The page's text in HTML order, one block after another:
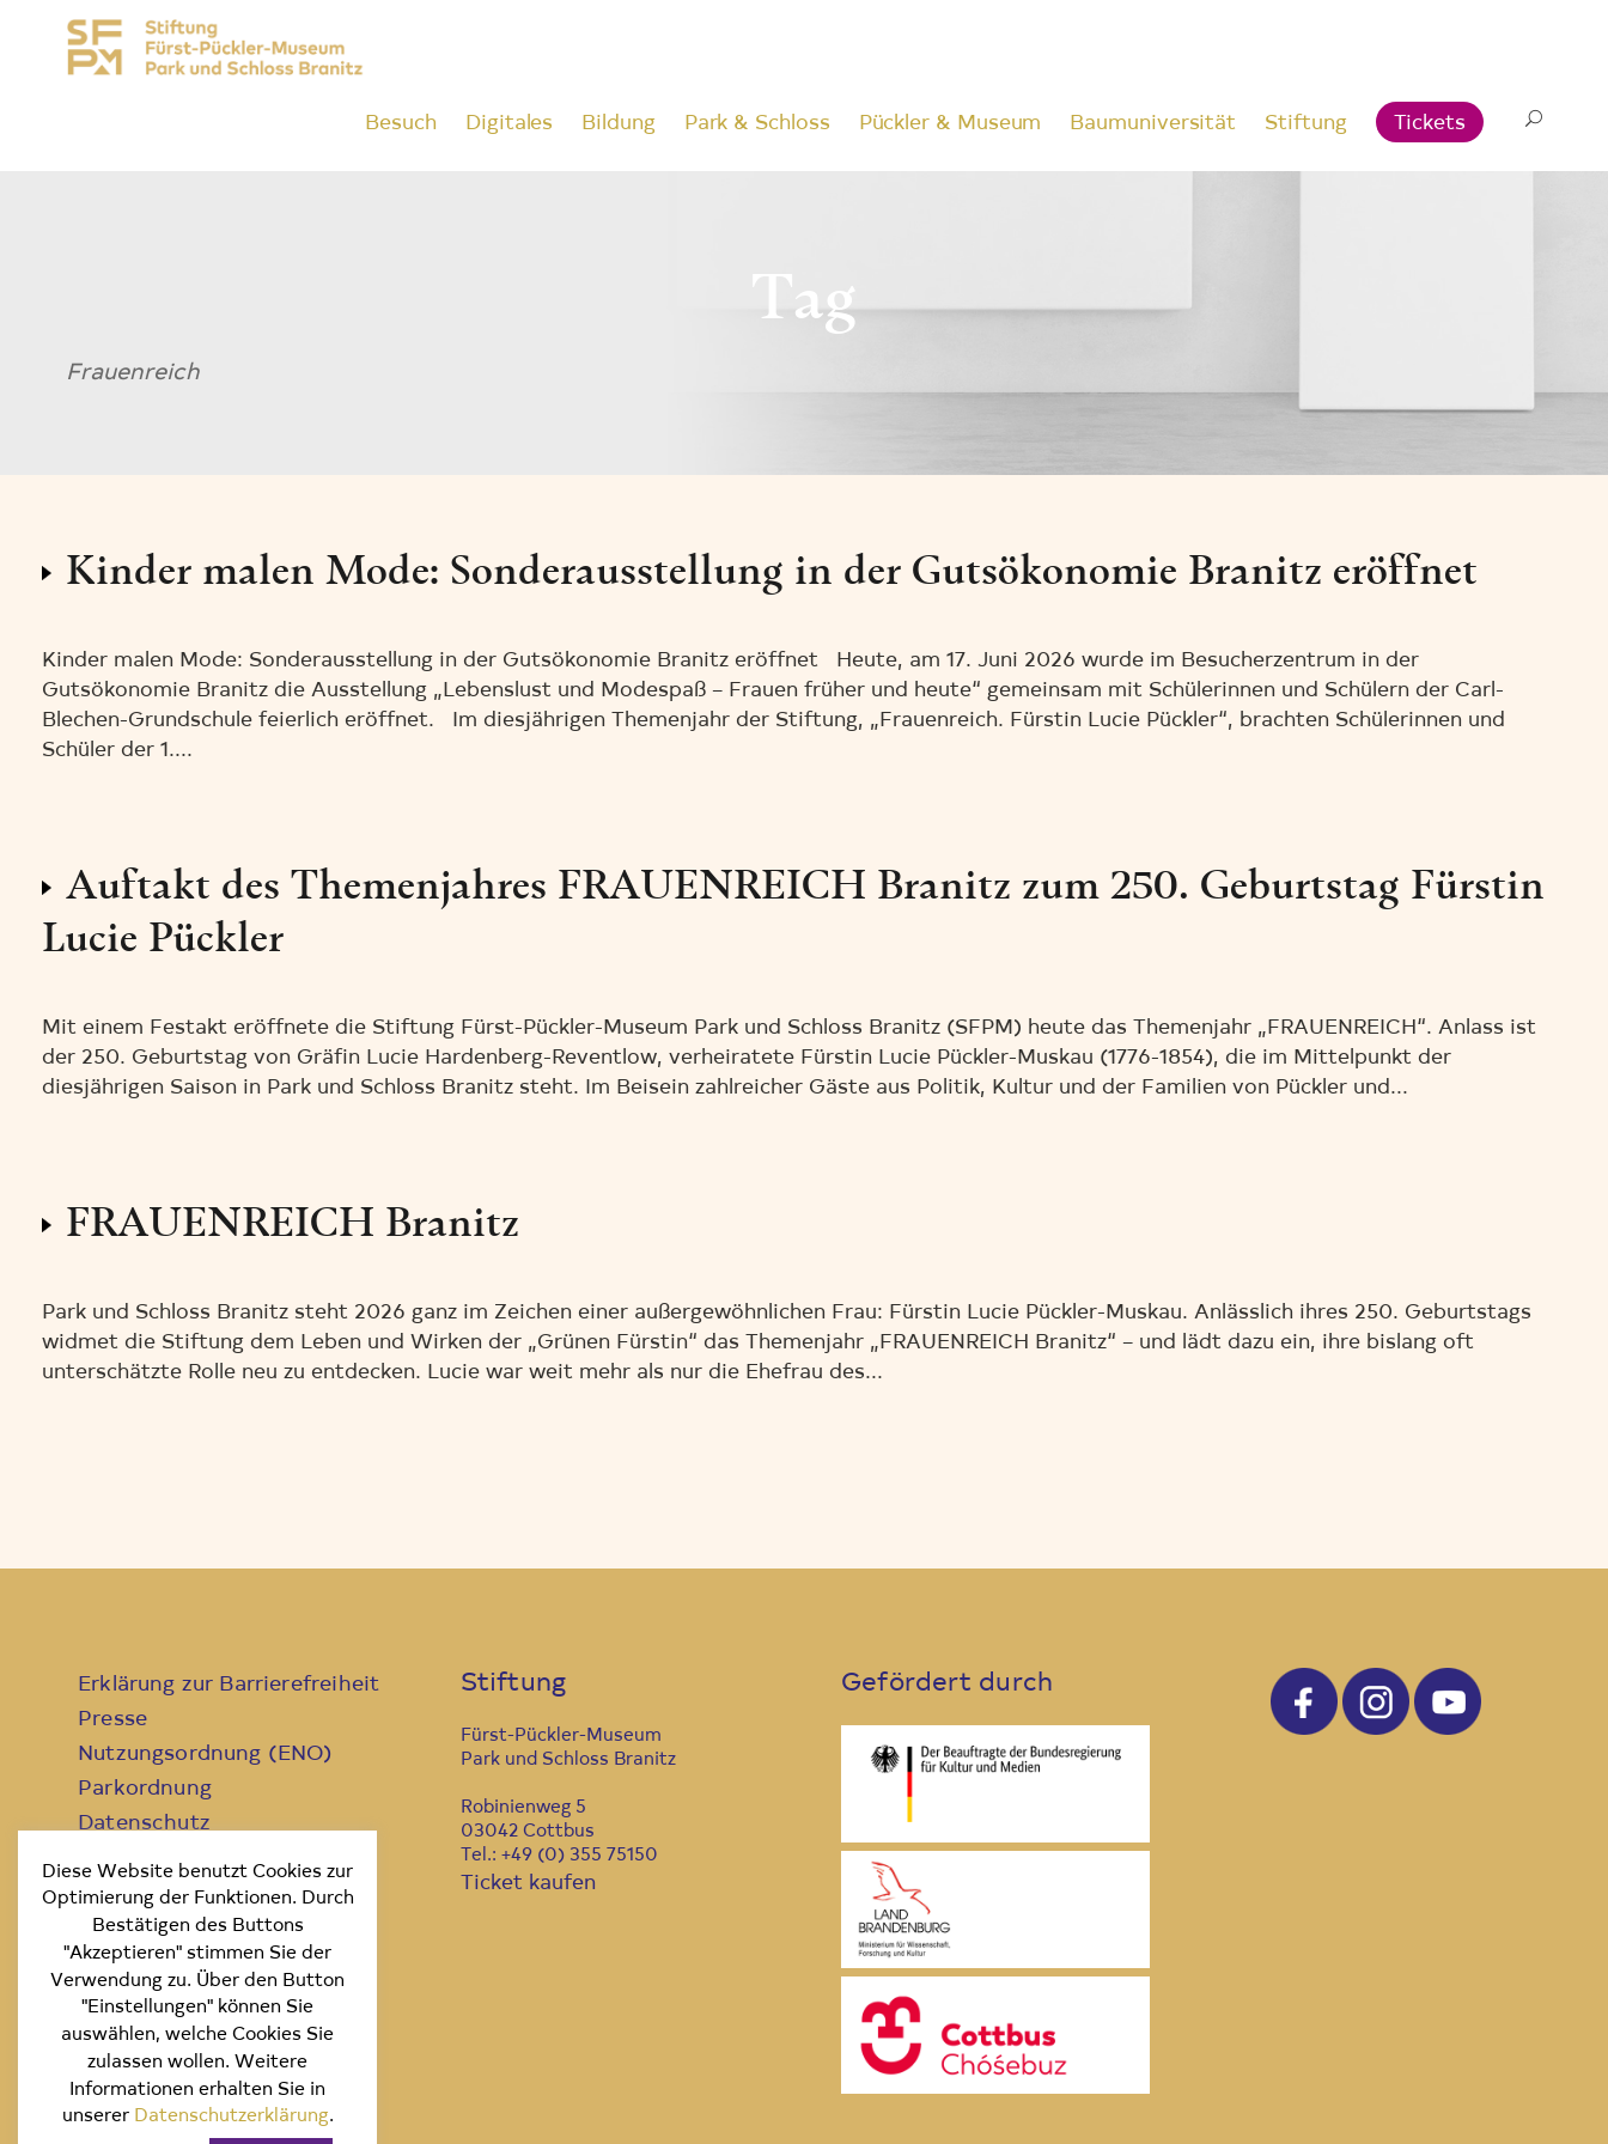
Besuch Digitales Bildung Park & Schloss Pückler & Museum Baumuniversität Stiftung Tickets
Tag
Frauenreich
Kinder malen Mode: Sonderausstellung in der Gutsökonomie Branitz eröffnet
Kinder malen Mode: Sonderausstellung in der Gutsökonomie Branitz eröffnet Heute, am 17. Juni 2026 wurde im Besucherzentrum in der
Gutsökonomie Branitz die Ausstellung „Lebenslust und Modespaß – Frauen früher und heute“ gemeinsam mit Schülerinnen und Schülern der Carl-
Blechen-Grundschule feierlich eröffnet. Im diesjährigen Themenjahr der Stiftung, „Frauenreich. Fürstin Lucie Pückler“, brachten Schülerinnen und
Schüler der 1....
Auftakt des Themenjahres FRAUENREICH Branitz zum 250. Geburtstag Fürstin
Lucie Pückler
Mit einem Festakt eröffnete die Stiftung Fürst-Pückler-Museum Park und Schloss Branitz (SFPM) heute das Themenjahr „FRAUENREICH“. Anlass ist
der 250. Geburtstag von Gräfin Lucie Hardenberg-Reventlow, verheiratete Fürstin Lucie Pückler-Muskau (1776-1854), die im Mittelpunkt der
diesjährigen Saison in Park und Schloss Branitz steht. Im Beisein zahlreicher Gäste aus Politik, Kultur und der Familien von Pückler und...
FRAUENREICH Branitz
Park und Schloss Branitz steht 2026 ganz im Zeichen einer außergewöhnlichen Frau: Fürstin Lucie Pückler-Muskau. Anlässlich ihres 250. Geburtstags
widmet die Stiftung dem Leben und Wirken der „Grünen Fürstin“ das Themenjahr „FRAUENREICH Branitz“ – und lädt dazu ein, ihre bislang oft
unterschätzte Rolle neu zu entdecken. Lucie war weit mehr als nur die Ehefrau des...
Erklärung zur Barrierefreiheit
Presse
Nutzungsordnung (ENO)
Parkordnung
Datenschutz
Kontakt
Impressum
Stiftung
Fürst-Pückler-Museum
Park und Schloss Branitz
Robinienweg 5
03042 Cottbus
Tel.: +49 (0) 355 75150
Ticket kaufen
Gefördert durch
Diese Website benutzt Cookies zur
Optimierung der Funktionen. Durch
Bestätigen des Buttons
"Akzeptieren" stimmen Sie der
Verwendung zu. Über den Button
"Einstellungen" können Sie
auswählen, welche Cookies Sie
zulassen wollen. Weitere
Informationen erhalten Sie in
unserer Datenschutzerklärung.